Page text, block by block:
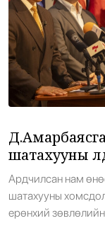
11
Парламент
12
байна
шатахууны
иргэдэд
Ардчилсан нам
шатахууны
ерөнхий